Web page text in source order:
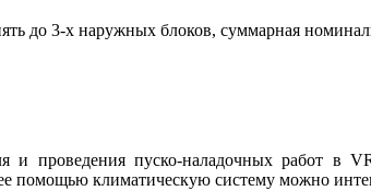
до 3-х наружных блоков, суммарная
и проведения пуско-наладочных работ в
помощью климатическую систему можно